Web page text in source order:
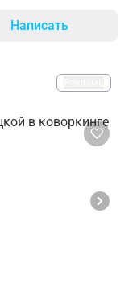
Написать